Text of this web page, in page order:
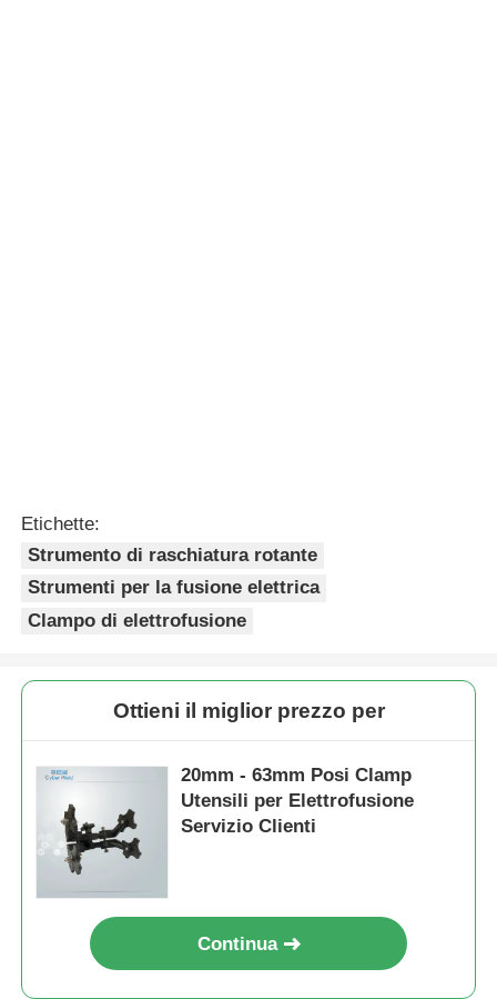
Etichette:
Strumento di raschiatura rotante
Strumenti per la fusione elettrica
Clampo di elettrofusione
Ottieni il miglior prezzo per
20mm - 63mm Posi Clamp
Utensili per Elettrofusione
Servizio Clienti
Continua